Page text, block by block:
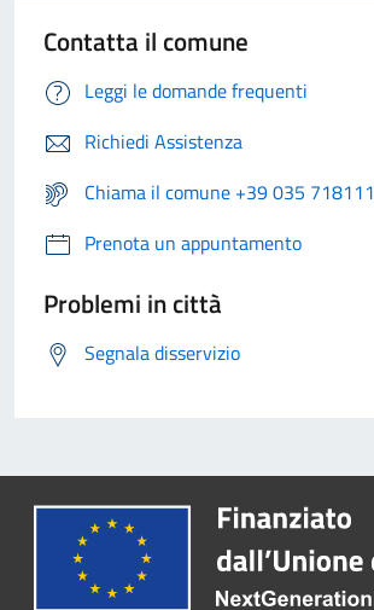
Contatta il comune
Leggi le domande frequenti
Richiedi Assistenza
Chiama il comune +39 035 718111
Prenota un appuntamento
Problemi in città
Segnala disservizio